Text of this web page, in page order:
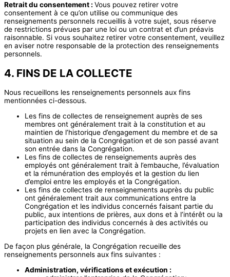
Retrait du consentement : Vous pouvez retirer votre
consentement à ce qu’on utilise ou communique des
renseignements personnels recueillis à votre sujet, sous réserve
de restrictions prévues par une loi ou un contrat et d’un préavis
raisonnable. Si vous souhaitez retirer votre consentement, veuillez
en aviser notre responsable de la protection des renseignements
personnels.
4. FINS DE LA COLLECTE
Nous recueillons les renseignements personnels aux fins
mentionnées ci-dessous.
Les fins de collectes de renseignement auprès de ses
membres ont généralement trait à la constitution et au
maintien de l’historique d’engagement du membre et de sa
situation au sein de la Congrégation et de son passé avant
son entrée dans la Congrégation.
Les fins de collectes de renseignements auprès des
employés ont généralement trait à l’embauche, l’évaluation
et la rémunération des employés et la gestion du lien
d’emploi entre les employés et la Congrégation.
Les fins de collectes de renseignements auprès du public
ont généralement trait aux communications entre la
Congrégation et les individus concernés faisant partie du
public, aux intentions de prières, aux dons et à l’intérêt ou la
participation des individus concernés à des activités ou
projets en lien avec la Congrégation.
De façon plus générale, la Congrégation recueille des
renseignements personnels aux fins suivantes :
Administration, vérifications et exécution :